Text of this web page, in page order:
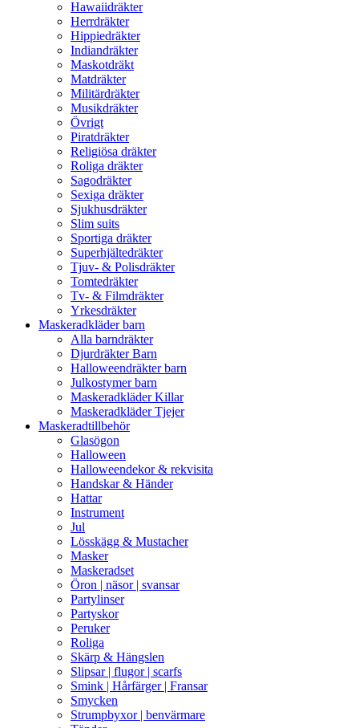
Hawaiidräkter
Herrdräkter
Hippiedräkter
Indiandräkter
Maskotdräkt
Matdräkter
Militärdräkter
Musikdräkter
Övrigt
Piratdräkter
Religiösa dräkter
Roliga dräkter
Sagodräkter
Sexiga dräkter
Sjukhusdräkter
Slim suits
Sportiga dräkter
Superhjältedräkter
Tjuv- & Polisdräkter
Tomtedräkter
Tv- & Filmdräkter
Yrkesdräkter
Maskeradkläder barn
Alla barndräkter
Djurdräkter Barn
Halloweendräkter barn
Julkostymer barn
Maskeradkläder Killar
Maskeradkläder Tjejer
Maskeradtillbehör
Glasögon
Halloween
Halloweendekor & rekvisita
Handskar & Händer
Hattar
Instrument
Jul
Lösskägg & Mustacher
Masker
Maskeradset
Öron | näsor | svansar
Partylinser
Partyskor
Peruker
Roliga
Skärp & Hängslen
Slipsar | flugor | scarfs
Smink | Hårfärger | Fransar
Smycken
Strumpbyxor | benvärmare